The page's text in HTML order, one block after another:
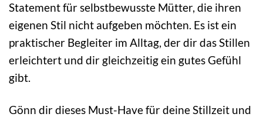
Statement für selbstbewusste Mütter, die ihren
eigenen Stil nicht aufgeben möchten. Es ist ein
praktischer Begleiter im Alltag, der dir das Stillen
erleichtert und dir gleichzeitig ein gutes Gefühl
gibt.
Gönn dir dieses Must-Have für deine Stillzeit und